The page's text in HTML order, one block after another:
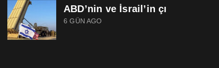
ABD’nin ve İsrail’in çı
6 GÜN AGO